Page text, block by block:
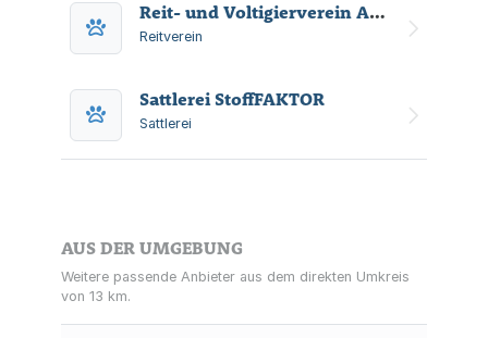
Reit- und Voltigierverein An der Aue e.V.
Reitverein
Sattlerei StoffFAKTOR
Sattlerei
AUS DER UMGEBUNG
Weitere passende Anbieter aus dem direkten Umkreis
von 13 km.